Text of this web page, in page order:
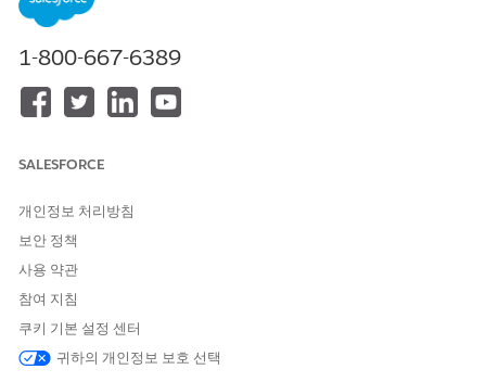
지원 제품: Lightning Experience
지원 제품: 직원용 AI 에이전트 추가 기능 라이센스가 포함된
Enterprise
및Unlimited
작업 세부 사항
API 이름
참조 작업 유형
참조 작업
1-800-667-6389
SALESFORCE
개인정보 처리방침
보안 정책
사용 약관
참여 지침
쿠키 기본 설정 센터
귀하의 개인정보 보호 선택